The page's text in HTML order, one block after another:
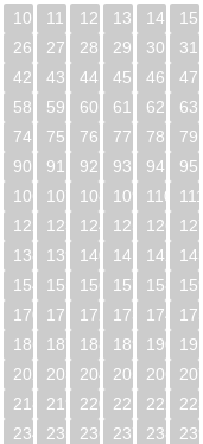
10 11 12 13 14
15
26 27 28 29 30
31
42 43 44 45 46
47
58 59 60 61 62
63
74 75 76 77 78
79
90 91 92 93 94
95
106 107 108 109 110
122 123 124 125 126
138 139 140 141 142
154 155 156 157 158
170 171 172 173 174
186 187 188 189 190
202 203 204 205 206
218 219 220 221 222
234 235 236 237 238